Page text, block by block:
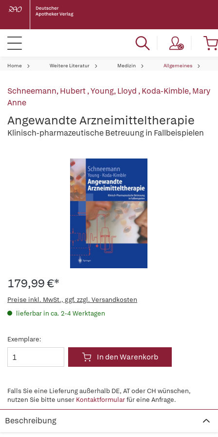
Home Weitere Literatur Medizin Allgemeines
Schneemann, Hubert,Young, Lloyd ,Koda-Kimble, Mary
Anne
Angewandte Arzneimitteltherapie
Klinisch-pharmazeutische Betreuung in Fallbeispielen
179,99 €*
Preise inkl. MwSt., ggf. zzgl. Versandkosten
lieferbar in ca. 2-4 Werktagen
Exemplare:
In den Warenkorb
Falls Sie eine Lieferung außerhalb DE, AT oder CH wünschen,
nutzen Sie bitte unser Kontaktformularfür eine Anfrage.
Beschreibung